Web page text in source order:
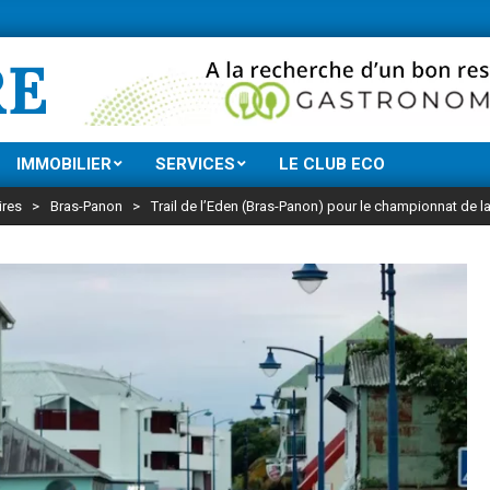
Ne manquez rien
IMMOBILIER SERVICES LE CLUB ECO
> Bras-Panon > Trail de l’Eden (Bras-Panon) pour le championnat de